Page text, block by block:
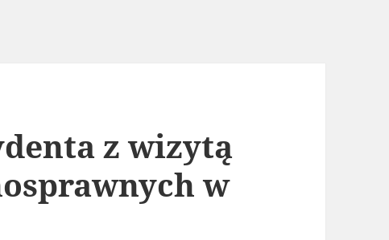
z wizytą
w